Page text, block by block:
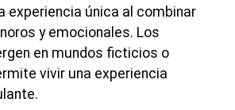
experiencia única al combinar
y emocionales. Los
en mundos ficticios o
vivir una experiencia